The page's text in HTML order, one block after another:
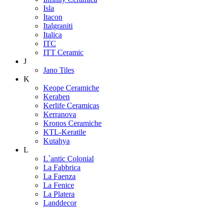
Isla
Itacon
Italgraniti
Italica
ITC
ITT Ceramic
J
Jano Tiles
K
Keope Ceramiche
Keraben
Kerlife Ceramicas
Kerranova
Kronos Ceramiche
KTL-Keratile
Kutahya
L
L`antic Colonial
La Fabbrica
La Faenza
La Fenice
La Platera
Landdecor